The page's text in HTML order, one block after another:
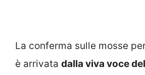
La conferma sulle mosse
è arrivata dalla viva voce